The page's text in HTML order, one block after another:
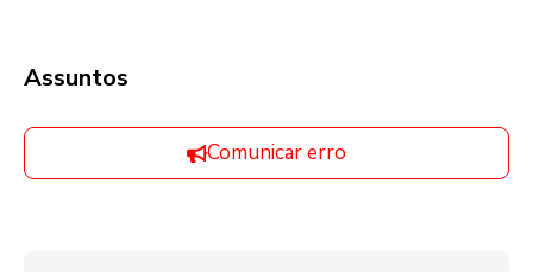
Assuntos
Comunicar erro